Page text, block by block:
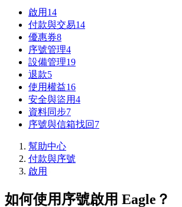
啟用 14
付款與交易14
優惠券8
序號管理4
設備管理19
退款5
使用權益16
安全與盜用4
資料同步7
序號與信箱找回 7
幫助中心
付款與序號
啟用
如何使用序號啟用 Eagle？